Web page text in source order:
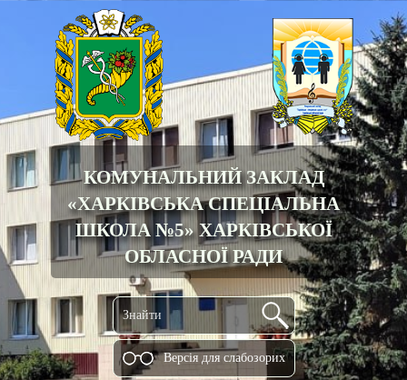
КОМУНАЛЬНИЙ ЗАКЛАД
«ХАРКІВСЬКА СПЕЦІАЛЬНА
ШКОЛА №5» ХАРКІВСЬКОЇ
ОБЛАСНОЇ РАДИ
Версiя для слабозорих